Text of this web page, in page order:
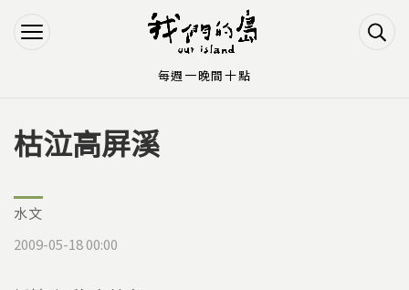
Jump to Navigation
Jump to Main content
您在這裡
枯泣高屏溪
水文
2009-05-18 00:00
每週一晚間十點